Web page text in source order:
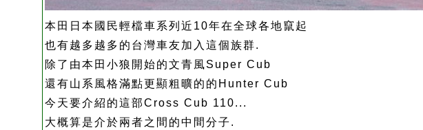
本田日本國民輕檔車系列近10年在全球各地竄起
也有越多越多的台灣車友加入這個族群.
除了由本田小狼開始的文青風Super Cub
還有山系風格滿點更顯粗曠的的Hunter Cub
今天要介紹的這部Cross Cub 110...
大概算是介於兩者之間的中間分子.